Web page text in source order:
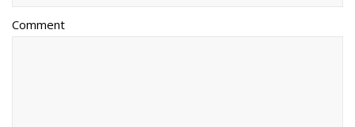
Comment